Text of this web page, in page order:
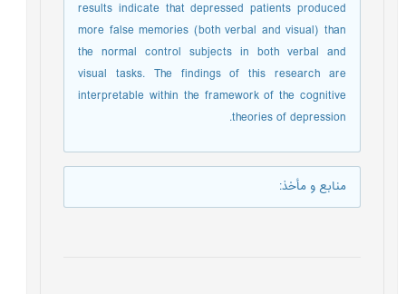
results indicate that depressed patients produced
more false memories (both verbal and visual) than
the normal control subjects in both verbal and
visual tasks. The findings of this research are
interpretable within the framework of the cognitive
theories of depression.
منابع و مأخذ: